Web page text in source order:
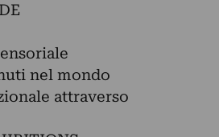
nel mondo
attraverso